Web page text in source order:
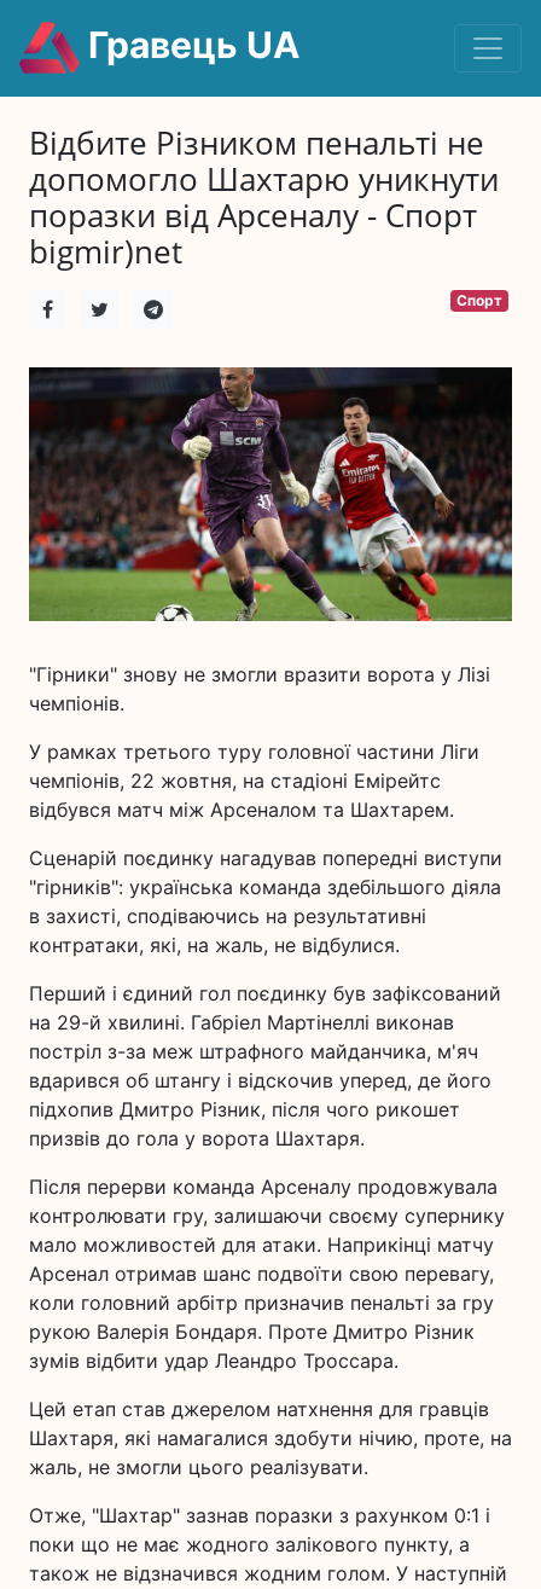
Гравець UA
Відбите Різником пенальті не
допомогло Шахтарю уникнути
поразки від Арсеналу - Спорт
bigmir)net
Спорт
"Гірники" знову не змогли вразити ворота у Лізі
чемпіонів.
У рамках третього туру головної частини Ліги
чемпіонів, 22 жовтня, на стадіоні Емірейтс
відбувся матч між Арсеналом та Шахтарем.
Сценарій поєдинку нагадував попередні виступи
"гірників": українська команда здебільшого діяла
в захисті, сподіваючись на результативні
контратаки, які, на жаль, не відбулися.
Перший і єдиний гол поєдинку був зафіксований
на 29-й хвилині. Габріел Мартінеллі виконав
постріл з-за меж штрафного майданчика, м'яч
вдарився об штангу і відскочив уперед, де його
підхопив Дмитро Різник, після чого рикошет
призвів до гола у ворота Шахтаря.
Після перерви команда Арсеналу продовжувала
контролювати гру, залишаючи своєму супернику
мало можливостей для атаки. Наприкінці матчу
Арсенал отримав шанс подвоїти свою перевагу,
коли головний арбітр призначив пенальті за гру
рукою Валерія Бондаря. Проте Дмитро Різник
зумів відбити удар Леандро Троссара.
Цей етап став джерелом натхнення для гравців
Шахтаря, які намагалися здобути нічию, проте, на
жаль, не змогли цього реалізувати.
Отже, "Шахтар" зазнав поразки з рахунком 0:1 і
поки що не має жодного залікового пункту, а
також не відзначився жодним голом. У наступній